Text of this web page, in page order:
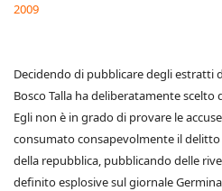
2009
Decidendo di pubblicare degli estratti
Bosco Talla ha deliberatamente scelto
Egli non è in grado di provare le
consumato consapevolmente il
della repubblica, pubblicando delle
definito esplosive sul giornale